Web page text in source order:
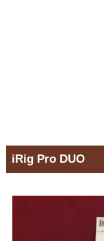
iRig Pro DUO